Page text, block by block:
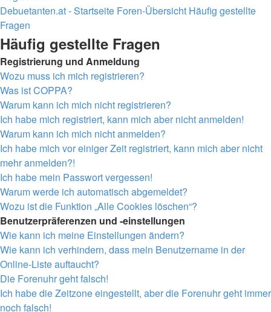
Debuetanten.at - Startseite Foren-Übersicht Häufig gestellte
Fragen
Suche
Häufig gestellte Fragen
Registrierung und Anmeldung
Wozu muss ich mich registrieren?
Was ist COPPA?
Warum kann ich mich nicht registrieren?
Ich habe mich registriert, kann mich aber nicht anmelden!
Warum kann ich mich nicht anmelden?
Ich habe mich vor einiger Zeit registriert, kann mich aber nicht
mehr anmelden?!
Ich habe mein Passwort vergessen!
Warum werde ich automatisch abgemeldet?
Wozu ist die Funktion „Alle Cookies löschen“?
Benutzerpräferenzen und -einstellungen
Wie kann ich meine Einstellungen ändern?
Wie kann ich verhindern, dass mein Benutzername in der
Online-Liste auftaucht?
Die Forenuhr geht falsch!
Ich habe die Zeitzone eingestellt, aber die Forenuhr geht immer
noch falsch!